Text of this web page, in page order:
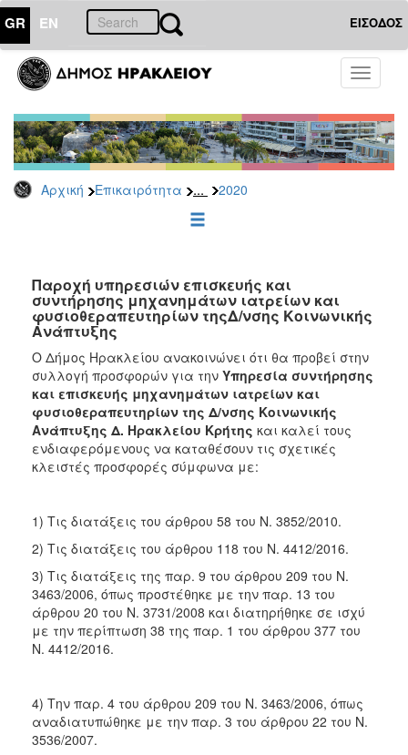
GR EN ΕΙΣΟΔΟΣ
Toggle
Αρχική Επικαιρότητα ... 2020
ΕΠΙΚΑΙΡΟΤΗΤΑ
-
Δημοπρασίες
Αρχείο
2026
2022
2021
2020
2019
2018
2017
2016
2013
ΔΗΜΟΤΗΣ
ΕΠΙΣΚΕΠΤΗΣ
Παροχή υπηρεσιών επισκευής και
συντήρησης μηχανημάτων ιατρείων και
φυσιοθεραπευτηρίων τηςΔ/νσης Κοινωνικής
Ανάπτυξης
Ο Δήμος Ηρακλείου ανακοινώνει ότι θα προβεί στην
συλλογή προσφορών για την Υπηρεσία συντήρησης
και επισκευής μηχανημάτων ιατρείων και
φυσιοθεραπευτηρίων της Δ/νσης Κοινωνικής
Ανάπτυξης Δ. Ηρακλείου Κρήτης και καλεί τους
ενδιαφερόμενους να καταθέσουν τις σχετικές
κλειστές προσφορές σύμφωνα με:
1) Τις διατάξεις του άρθρου 58 του Ν. 3852/2010.
2) Τις διατάξεις του άρθρου 118 του Ν. 4412/2016.
3) Τις διατάξεις της παρ. 9 του άρθρου 209 του Ν.
3463/2006, όπως προστέθηκε με την παρ. 13 του
άρθρου 20 του Ν. 3731/2008 και διατηρήθηκε σε ισχύ
με την περίπτωση 38 της παρ. 1 του άρθρου 377 του
Ν. 4412/2016.
4) Την παρ. 4 του άρθρου 209 του Ν. 3463/2006, όπως
αναδιατυπώθηκε με την παρ. 3 του άρθρου 22 του Ν.
3536/2007.